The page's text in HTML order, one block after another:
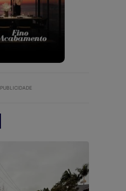
PUBLICIDADE